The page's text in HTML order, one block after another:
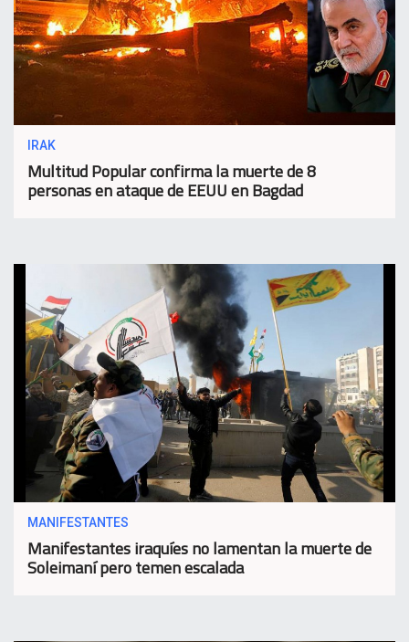
IRAK
Multitud Popular confirma la muerte de 8
personas en ataque de EEUU en Bagdad
MANIFESTANTES
Manifestantes iraquíes no lamentan la muerte de
Soleimaní pero temen escalada